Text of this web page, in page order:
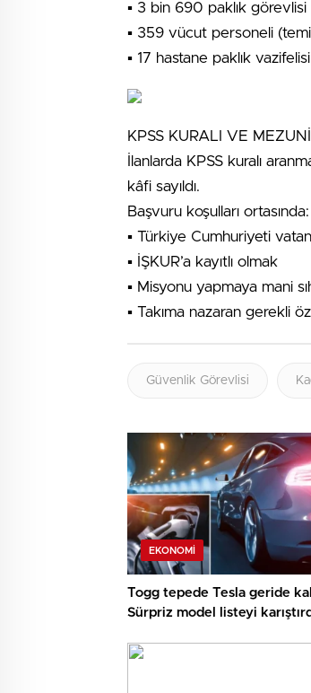
▪️ 3 bin 690 paklık görevlisi
▪️ 359 vücut personeli
▪️ 17 hastane paklık
KPSS KURALI VE
İlanlarda KPSS kuralı
kâfi sayıldı.
Başvuru koşulları ortasında:
▪️ Türkiye Cumhuriyeti
▪️ İŞKUR’a kayıtlı olmak
▪️ Misyonu yapmaya mani
▪️ Takıma nazaran gerekli
Güvenlik Görevlisi
EKONOMI
Togg tepede Tesla geride
Sürpriz model listeyi
arabalar